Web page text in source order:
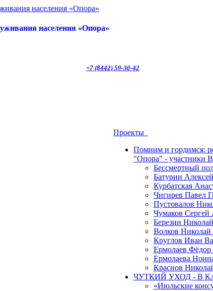
населения «Опора»
+7 (8442) 59-30-42
Проекты
Помним и гордимся:
"Опора" - участники
Бессмертный
Батурин
Курбатская
Чигирев Павел
Пустовалов
Чумаков Сергей
Березин
Волков Николай
Круглов Иван
Ермолаев
Ермолаева
Краснов
ЧУТКИЙ УХОД - В
«Июльские